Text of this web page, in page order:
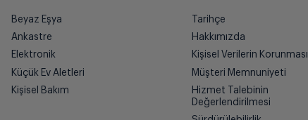
Beyaz Eşya
Ankastre
Elektronik
Küçük Ev Aletleri
Kişisel Bakım
Tarihçe
Hakkımızda
Kişisel Verilerin Korunması
Müşteri Memnuniyeti
Hizmet Talebinin
Değerlendirilmesi